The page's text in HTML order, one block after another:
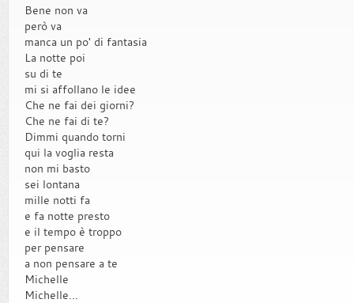
Bene non va
però va
manca un po' di fantasia
La notte poi
su di te
mi si affollano le idee
Che ne fai dei giorni?
Che ne fai di te?
Dimmi quando torni
qui la voglia resta
non mi basto
sei lontana
mille notti fa
e fa notte presto
e il tempo è troppo
per pensare
a non pensare a te
Michelle
Michelle...